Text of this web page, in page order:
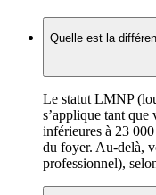
Quelle est la
Le statut LMNP
s’applique tant que
inférieures à 23
du foyer. Au-delà,
professionnel),